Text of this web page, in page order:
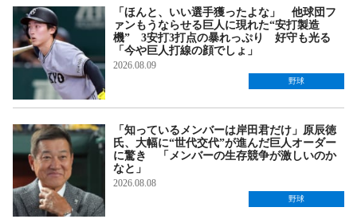
「ほんと、いい選手獲ったよな」 他球団フ
ァンもうならせる巨人に現れた“安打製造
機” 3安打3打点の暴れっぷり 好守も光る
「今や巨人打線の顔でしょ」
2026.08.09
野球
「知っているメンバーは岸田君だけ」原辰徳
氏、大幅に“世代交代”が進んだ巨人オーダー
に驚き 「メンバーの生存競争が激しいのか
なと」
2026.08.08
野球